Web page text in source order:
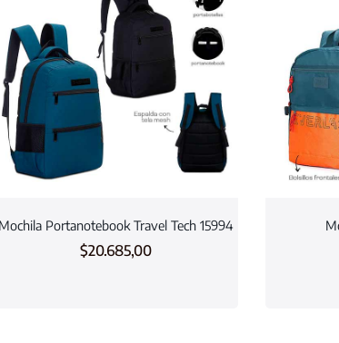
Mochila Portanotebook Travel Tech 15994
$20.685,00